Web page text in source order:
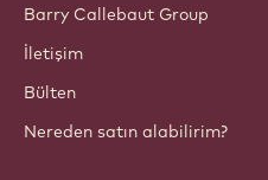
Barry Callebaut Group
İletişim
Bülten
Nereden satın alabilirim?